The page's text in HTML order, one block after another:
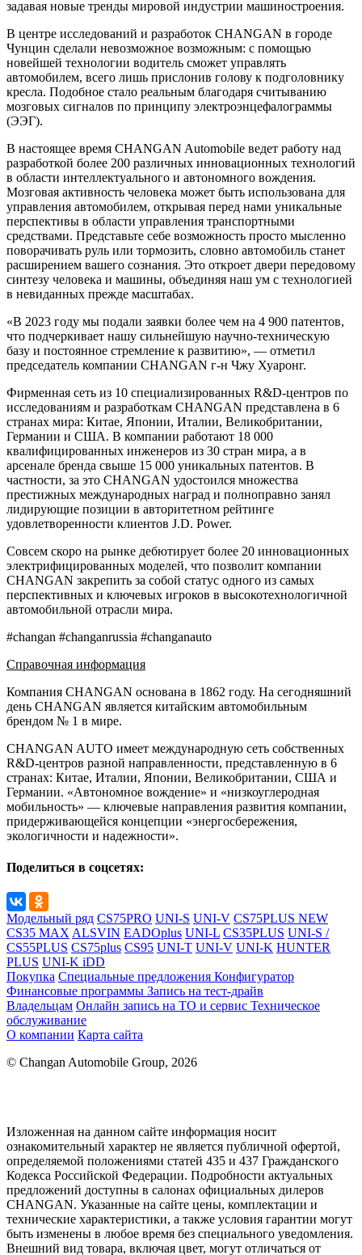
задавая новые тренды мировой индустрии машиностроения.
В центре исследований и разработок CHANGAN в городе
Чунцин сделали невозможное возможным: с помощью
новейшей технологии водитель сможет управлять
автомобилем, всего лишь прислонив голову к подголовнику
кресла. Подобное стало реальным благодаря считыванию
мозговых сигналов по принципу электроэнцефалограммы
(ЭЭГ).
В настоящее время CHANGAN Automobile ведет работу над
разработкой более 200 различных инновационных технологий
в области интеллектуального и автономного вождения.
Мозговая активность человека может быть использована для
управления автомобилем, открывая перед нами уникальные
перспективы в области управления транспортными
средствами. Представьте себе возможность просто мысленно
поворачивать руль или тормозить, словно автомобиль станет
расширением вашего сознания. Это откроет двери передовому
синтезу человека и машины, объединяя наш ум с технологией
в невиданных прежде масштабах.
«В 2023 году мы подали заявки более чем на 4 900 патентов,
что подчеркивает нашу сильнейшую научно-техническую
базу и постоянное стремление к развитию», — отметил
председатель компании CHANGAN г-н Чжу Хуаронг.
Фирменная сеть из 10 специализированных R&D-центров по
исследованиям и разработкам CHANGAN представлена в 6
странах мира: Китае, Японии, Италии, Великобритании,
Германии и США. В компании работают 18 000
квалифицированных инженеров из 30 стран мира, а в
арсенале бренда свыше 15 000 уникальных патентов. В
частности, за это CHANGAN удостоился множества
престижных международных наград и полноправно занял
лидирующие позиции в авторитетном рейтинге
удовлетворенности клиентов J.D. Power.
Совсем скоро на рынке дебютирует более 20 инновационных
электрифицированных моделей, что позволит компании
CHANGAN закрепить за собой статус одного из самых
перспективных и ключевых игроков в высокотехнологичной
автомобильной отрасли мира.
#changan #changanrussia #changanauto
Справочная информация
Компания CHANGAN основана в 1862 году. На сегодняшний
день CHANGAN является китайским автомобильным
брендом № 1 в мире.
CHANGAN AUTO имеет международную сеть собственных
R&D-центров разной направленности, представленную в 6
странах: Китае, Италии, Японии, Великобритании, США и
Германии. «Автономное вождение» и «низкоуглеродная
мобильность» — ключевые направления развития компании,
придерживающейся концепции «энергосбережения,
экологичности и надежности».
Поделиться в соцсетях:
Модельный ряд CS75PRO UNI-S UNI-V CS75PLUS NEW
CS35 MAX ALSVIN EADOplus UNI-L CS35PLUS UNI-S /
CS55PLUS CS75plus CS95 UNI-T UNI-V UNI-K HUNTER
PLUS UNI-K iDD
Покупка Специальные предложения Конфигуратор
Финансовые программы Запись на тест-драйв
Владельцам Онлайн запись на ТО и сервис Техническое
обслуживание
О компании Карта сайта
© Changan Automobile Group, 2026
Изложенная на данном сайте информация носит
ознакомительный характер не является публичной офертой,
определяемой положениями статей 435 и 437 Гражданского
Кодекса Российской Федерации. Подробности актуальных
предложений доступны в салонах официальных дилеров
CHANGAN. Указанные на сайте цены, комплектации и
технические характеристики, а также условия гарантии могут
быть изменены в любое время без специального уведомления.
Внешний вид товара, включая цвет, могут отличаться от